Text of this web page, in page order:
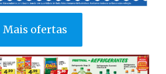
Mais ofertas